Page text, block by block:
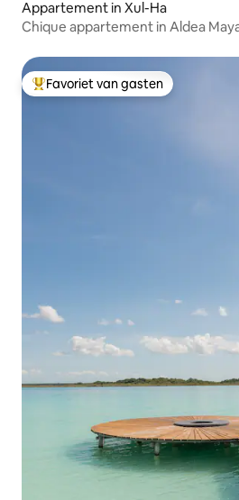
Appartement in Xul-Ha
Chique appartement in Aldea
Topfavoriet van gasten
Favoriet van gasten